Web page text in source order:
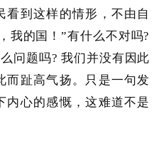
看到这样的情形，不由自
我的国！”有什么不对吗?
问题吗? 我们并没有因此
而趾高气扬。只是一句发
内心的感慨，这难道不是